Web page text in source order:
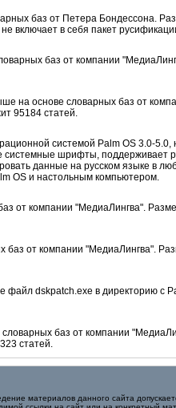
баз от Петера Бондессона.
включает в себя пакет
баз от компании
на основе словарных баз от
95184 статей.
системой Palm OS 3.0-5.0,
шрифты, поддерживает
данные на русском языке в
OS и настольным компьютером.
от компании "МедиаЛингва".
от компании "МедиаЛингва".
dskpatch.exe в директорию с
баз от компании
статей.
материалов данного сайта